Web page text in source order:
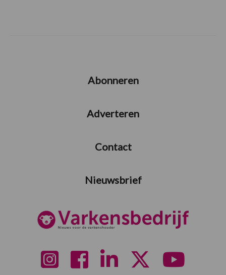
Abonneren
Adverteren
Contact
Nieuwsbrief